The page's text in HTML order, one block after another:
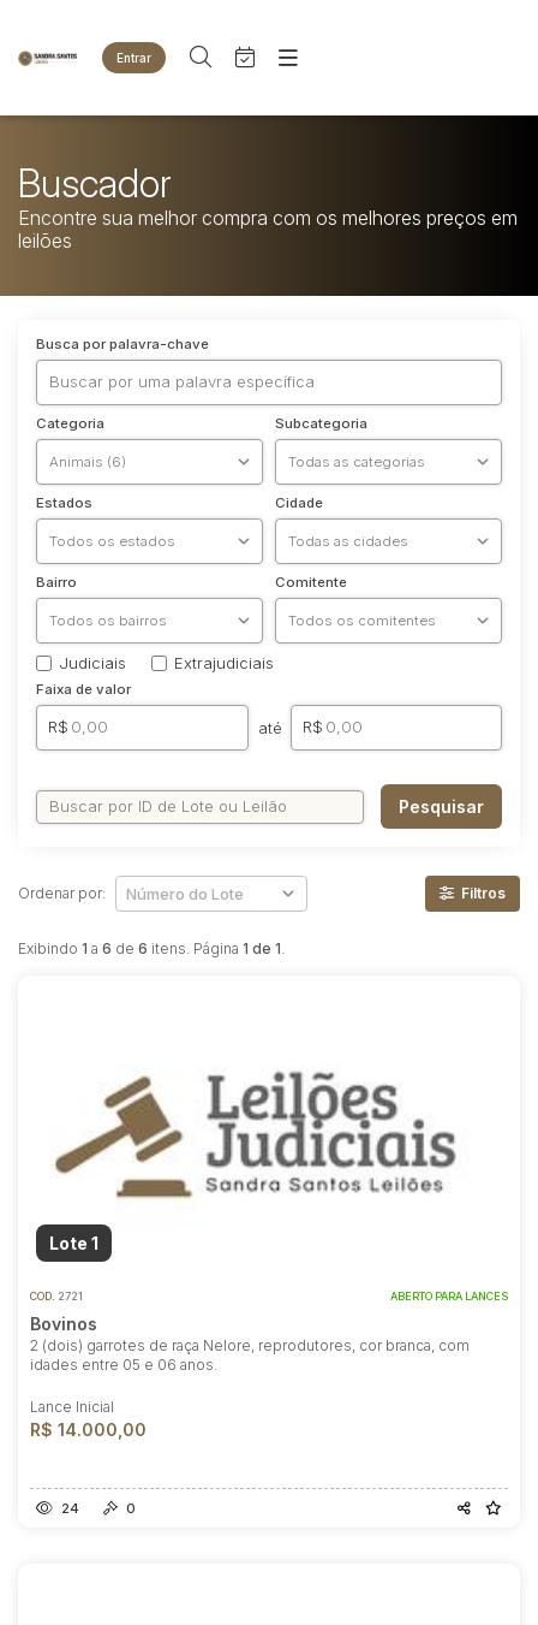
Entrar
Criar conta Entrar
Site
Quem Somos
Contato
Bovinos
Imóveis
Terreno
Veículos
Carros
Motos
Reboque
Home
Quem Somos
Eventos
Buscador
Encontre sua melhor compra com os melhores preços em
leilões
Busca por palavra-chave
Categoria Subcategoria
Estados Cidade
Bairro Comitente
Judiciais Extrajudiciais
Faixa de valor
R$ até R$
Pesquisar
Exibindo 1 a 6 de 6 itens. Página 1 de 1.
Ordenar por: Filtros
Lote 1
COD. 2721 ABERTO PARA LANCES
Bovinos
2 (dois) garrotes de raça Nelore, reprodutores, cor branca, com
idades entre 05 e 06 anos.
Lance Inicial
R$ 14.000,00
24 0